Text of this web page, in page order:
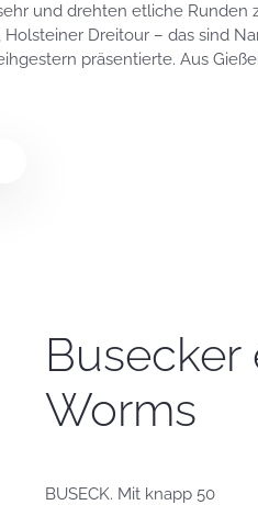
und drehten etliche Runden
Dreitour – das sind
präsentierte. Aus
Worms
BUSECK. Mit knapp 50